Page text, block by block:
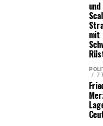
und
mit
7